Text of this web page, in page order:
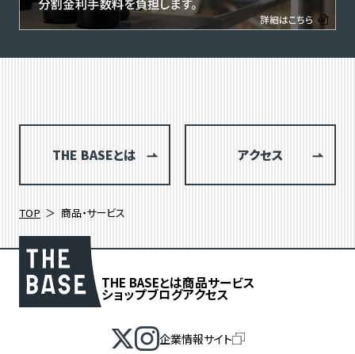
THE BASEとは アクセス
TOP 商品・サービス
THE BASEとは商品サービス
ショップブログアクセス
企業情報サイト